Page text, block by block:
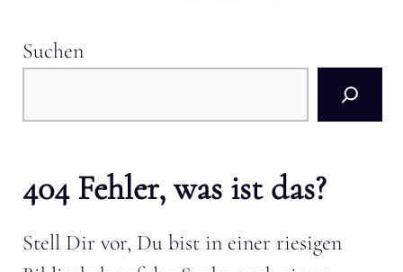
Suchen
404 Fehler, was ist das?
Stell Dir vor, Du bist in einer riesigen